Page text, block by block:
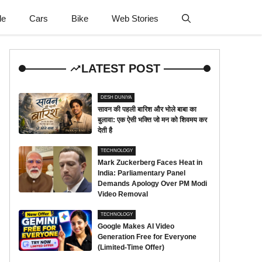
Cars Bike Web Stories
LATEST POST
DESH DUNIYA
सावन की पहली बारिश और भोले बाबा का
बुलावा: एक ऐसी भक्ति जो मन को शिवमय कर
देती है
TECHNOLOGY
Mark Zuckerberg Faces Heat in
India: Parliamentary Panel
Demands Apology Over PM Modi
Video Removal
TECHNOLOGY
Google Makes AI Video
Generation Free for Everyone
(Limited-Time Offer)